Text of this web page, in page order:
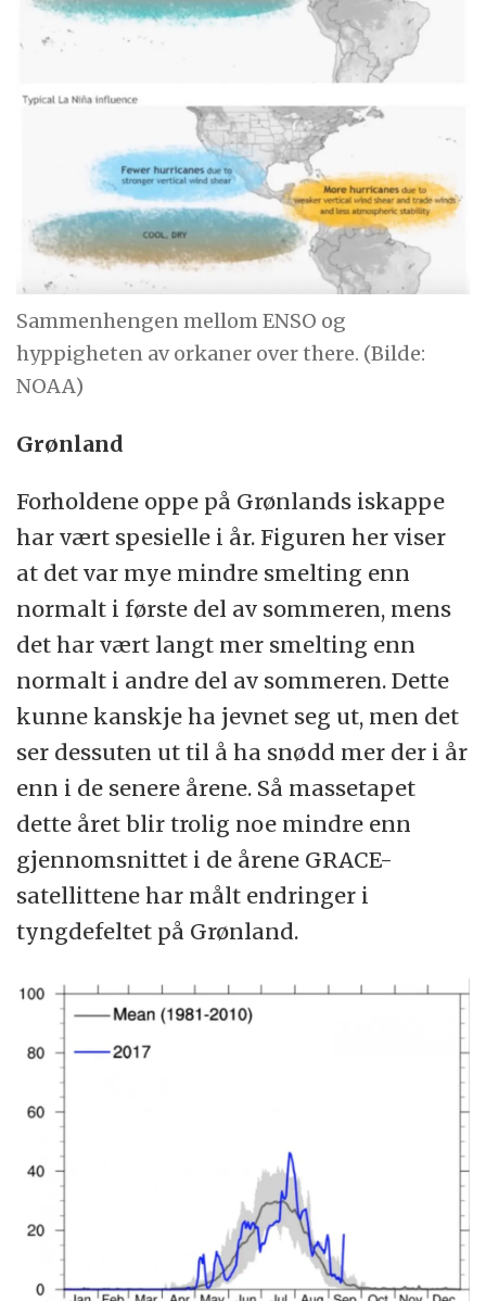
Sammenhengen mellom ENSO og
hyppigheten av orkaner over there. (Bilde:
NOAA)
Grønland
Forholdene oppe på Grønlands iskappe
har vært spesielle i år. Figuren her viser
at det var mye mindre smelting enn
normalt i første del av sommeren, mens
det har vært langt mer smelting enn
normalt i andre del av sommeren. Dette
kunne kanskje ha jevnet seg ut, men det
ser dessuten ut til å ha snødd mer der i år
enn i de senere årene. Så massetapet
dette året blir trolig noe mindre enn
gjennomsnittet i de årene GRACE-
satellittene har målt endringer i
tyngdefeltet på Grønland.